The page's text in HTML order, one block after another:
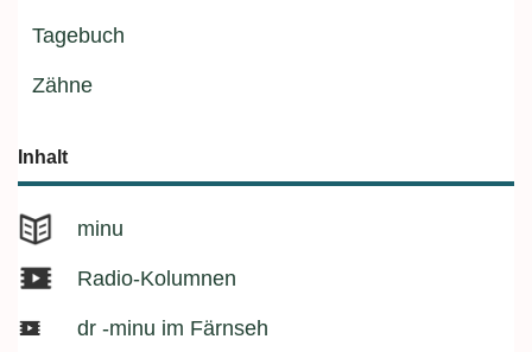
Tagebuch
Zähne
Inhalt
minu
Radio-Kolumnen
dr -minu im Färnseh